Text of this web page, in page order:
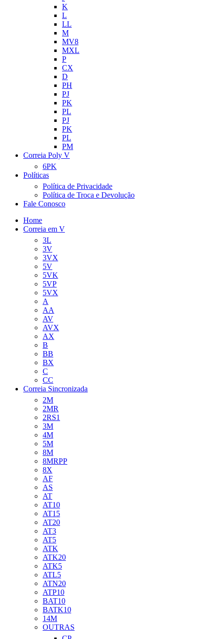
K
L
LL
M
MV8
MXL
P
CX
D
PH
PJ
PK
PL
PJ
PK
PL
PM
Correia Poly V
6PK
Políticas
Política de Privacidade
Política de Troca e Devolução
Fale Conosco
Home
Correia em V
3L
3V
3VX
5V
5VK
5VP
5VX
A
AA
AV
AVX
AX
B
BB
BX
C
CC
Correia Sincronizada
2M
2MR
2RS1
3M
4M
5M
8M
8MRPP
8X
AF
AS
AT
AT10
AT15
AT20
AT3
AT5
ATK
ATK20
ATK5
ATL5
ATN20
ATP10
BAT10
BATK10
14M
OUTRAS